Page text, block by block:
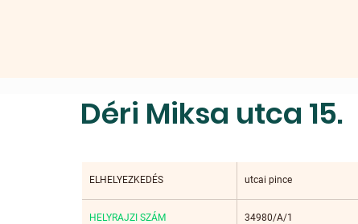
Déri Miksa utca 15.
​ELHELYEZKEDÉS utcai pince
HELYRAJZI SZÁM 34980/A/1